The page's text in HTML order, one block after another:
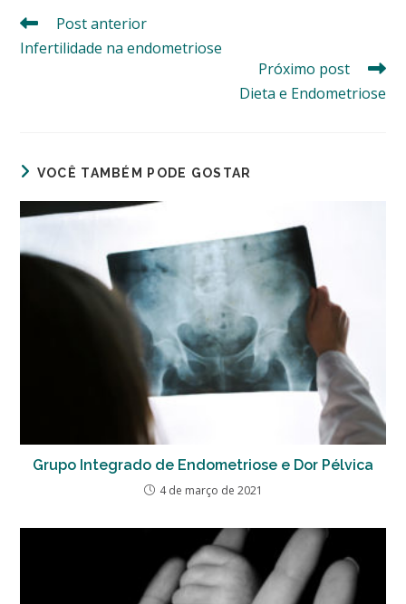
Leia
artigos
Post anterior
Infertilidade na endometriose
Próximo post
Dieta e Endometriose
VOCÊ TAMBÉM PODE GOSTAR
Grupo Integrado de Endometriose e Dor Pélvica
4 de março de 2021